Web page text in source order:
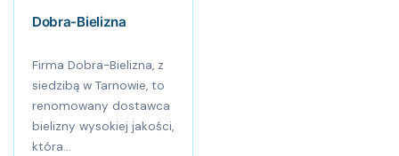
Dobra-Bielizna
Firma Dobra-Bielizna, z
siedzibą w Tarnowie, to
renomowany dostawca
bielizny wysokiej jakości,
która...